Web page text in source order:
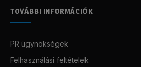
TOVÁBBI INFORMÁCIÓK
PR ügynökségek
Felhasználási feltételek